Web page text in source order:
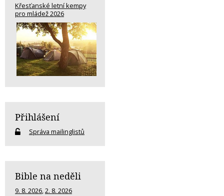
Křesťanské letní kempy
pro mládež 2026
Přihlášení
Správa mailinglistů
Bible na neděli
9. 8. 2026,2. 8. 2026